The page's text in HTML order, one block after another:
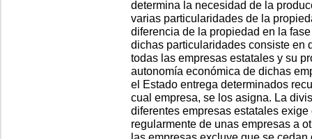
determina la necesidad de la
varias particularidades de la
diferencia de la propiedad en la
dichas particularidades consiste en
todas las empresas estatales y su
autonomía económica de dichas
el Estado entrega determinados
cual empresa, se los asigna. La
diferentes empresas estatales
regularmente de unas empresas a